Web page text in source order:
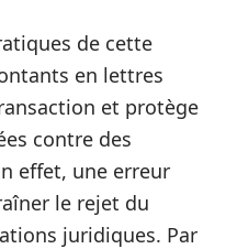
de cette
en lettres
et protège
contre des
effet, une erreur
le rejet du
juridiques. Par